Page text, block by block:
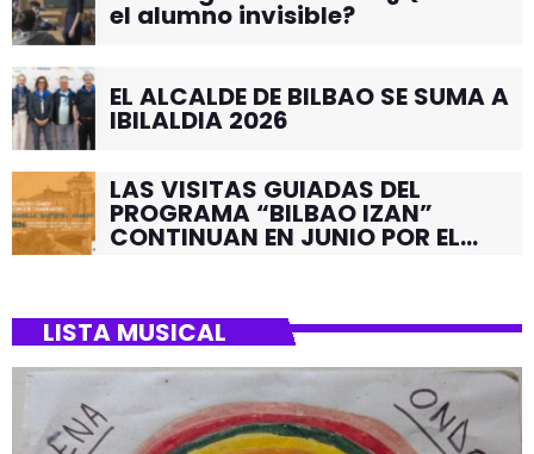
el alumno invisible?
EL ALCALDE DE BILBAO SE SUMA A
IBILALDIA 2026
LAS VISITAS GUIADAS DEL
PROGRAMA “BILBAO IZAN”
CONTINUAN EN JUNIO POR EL
LISTA MUSICAL